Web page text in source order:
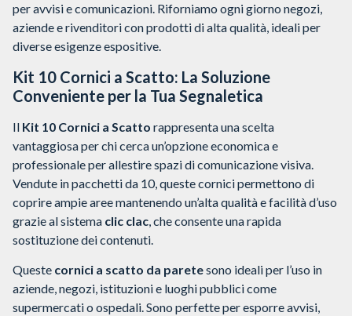
per avvisi e comunicazioni. Riforniamo ogni giorno negozi,
aziende e rivenditori con prodotti di alta qualità, ideali per
diverse esigenze espositive.
Kit 10 Cornici a Scatto: La Soluzione
Conveniente per la Tua Segnaletica
Il Kit 10 Cornici a Scatto rappresenta una scelta
vantaggiosa per chi cerca un’opzione economica e
professionale per allestire spazi di comunicazione visiva.
Vendute in pacchetti da 10, queste cornici permettono di
coprire ampie aree mantenendo un’alta qualità e facilità d’uso
grazie al sistema clic clac , che consente una rapida
sostituzione dei contenuti.
Queste cornici a scatto da paretesono ideali per l’uso in
aziende, negozi, istituzioni e luoghi pubblici come
supermercati o ospedali. Sono perfette per esporre avvisi,